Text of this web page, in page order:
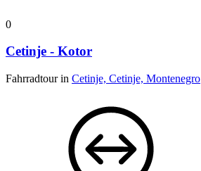
0
Cetinje - Kotor
Fahrradtour in Cetinje, Cetinje, Montenegro